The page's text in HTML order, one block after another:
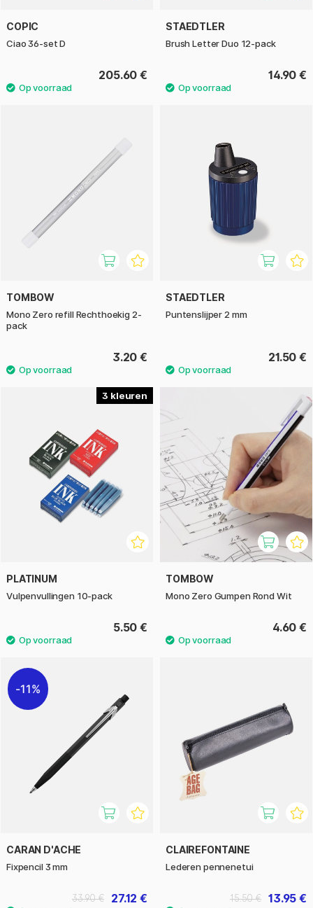
COPIC
Ciao 36-set D
205.60 €
STAEDTLER
Brush Letter Duo 12-pack
14.90 €
TOMBOW
Mono Zero refill Rechthoekig 2-
pack
3.20 €
STAEDTLER
Puntenslijper 2 mm
21.50 €
3
PLATINUM
Vulpenvullingen 10-pack
5.50 €
TOMBOW
Mono Zero Gumpen Rond Wit
4.60 €
11%
CARAN D'ACHE
Fixpencil 3 mm
27.12 €
33.90 €
CLAIREFONTAINE
Lederen pennenetui
13.95 €
15.50 €